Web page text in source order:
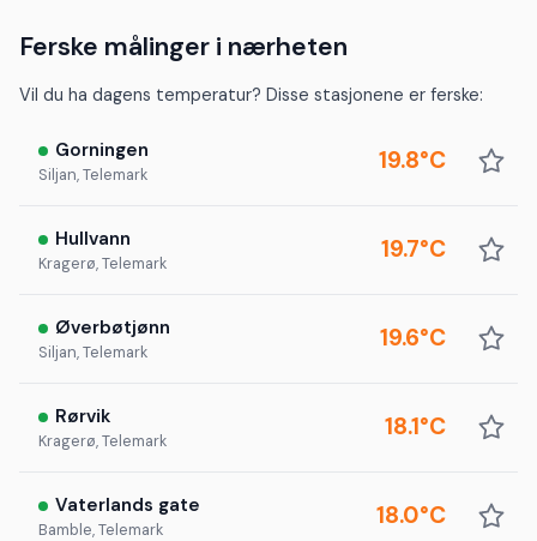
Ferske målinger i nærheten
Vil du ha dagens temperatur? Disse stasjonene er ferske:
Gorningen
Siljan, Telemark 19.8°C
Hullvann
Kragerø, Telemark 19.7°C
Øverbøtjønn
Siljan, Telemark 19.6°C
Rørvik
Kragerø, Telemark 18.1°C
Vaterlands gate
Bamble, Telemark 18.0°C